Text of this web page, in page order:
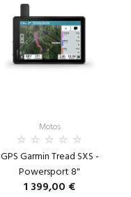
Motos
GPS Garmin Tread SXS -
Powersport 8"
1 399,00 €